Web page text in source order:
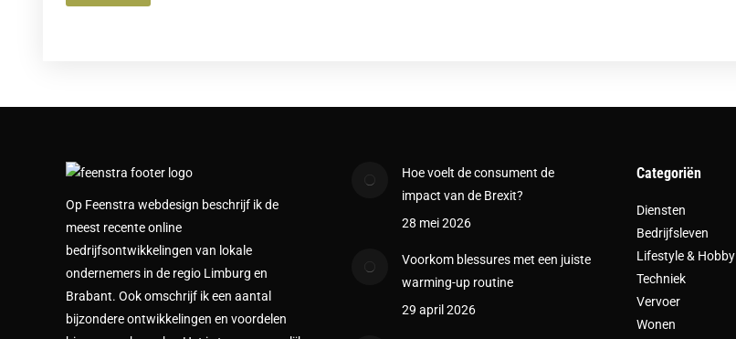
Op Feenstra webdesign beschrijf ik de
meest recente online
bedrijfsontwikkelingen van lokale
ondernemers in de regio Limburg en
Brabant. Ook omschrijf ik een aantal
bijzondere ontwikkelingen en voordelen
Hoe voelt de consument de
impact van de Brexit?
28 mei 2026
Voorkom blessures met een juiste
warming-up routine
29 april 2026
Categoriën
Diensten
Bedrijfsleven
Lifestyle & Hobby
Techniek
Vervoer
Wonen